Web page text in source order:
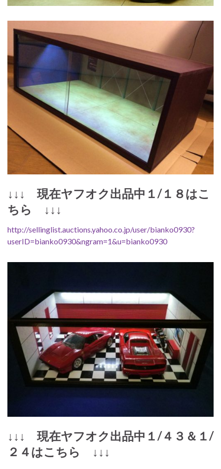
↓↓↓ 現在ヤフオク出品中１/１８はこ
ちら ↓↓↓
http://sellinglist.auctions.yahoo.co.jp/user/bianko0930?
userID=bianko0930&ngram=1&u=bianko0930
↓↓↓ 現在ヤフオク出品中１/４３＆１/
２４はこちら ↓↓↓